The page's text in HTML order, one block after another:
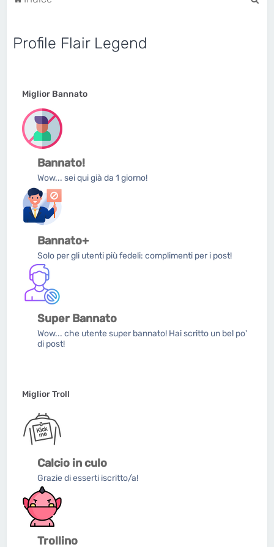
Profile Flair Legend
Miglior Bannato
Bannato!
Wow... sei qui già da 1 giorno!
Bannato+
Solo per gli utenti più fedeli: complimenti per i post!
Super Bannato
Wow... che utente super bannato! Hai scritto un bel po'
di post!
Miglior Troll
Calcio in culo
Grazie di esserti iscritto/a!
Trollino